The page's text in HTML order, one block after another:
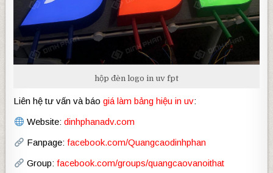
hộp đèn logo in uv fpt
Liên hệ tư vấn và báogiá làm bảng hiệu in uv:
Website: dinhphanadv.com
Fanpage: facebook.com/Quangcaodinhphan
Group: facebook.com/groups/quangcaovanoithat